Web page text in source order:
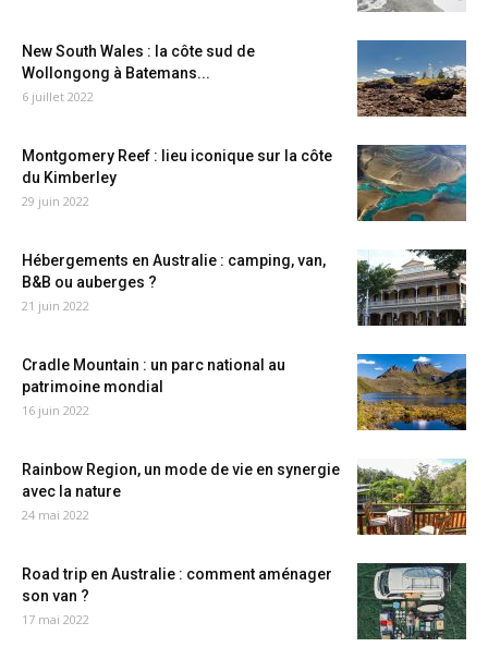
New South Wales : la côte sud de
Wollongong à Batemans...
6 juillet 2022
Montgomery Reef : lieu iconique sur la côte
du Kimberley
29 juin 2022
Hébergements en Australie : camping, van,
B&B ou auberges ?
21 juin 2022
Cradle Mountain : un parc national au
patrimoine mondial
16 juin 2022
Rainbow Region, un mode de vie en synergie
avec la nature
24 mai 2022
Road trip en Australie : comment aménager
son van ?
17 mai 2022